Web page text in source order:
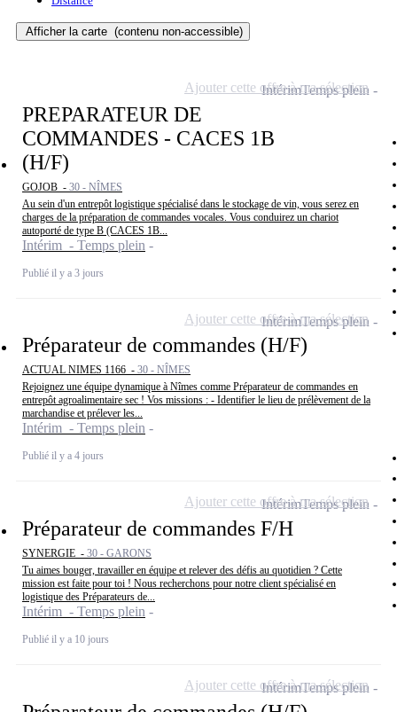
Afficher la carte (contenu non-accessible)
PREPARATEUR DE
COMMANDES - CACES 1B
(H/F)
GOJOB - 30 - NÎMES
Au sein d'un entrepôt logistique spécialisé dans le stockage de vin, vous serez en
charges de la préparation de commandes vocales. Vous conduirez un chariot
autoporté de type B (CACES 1B...
Intérim - Temps plein
Publié il y a 3 jours
IntérimTemps plein
Ajouter cette offre à ma sélection
Préparateur de commandes (H/F)
ACTUAL NIMES 1166 - 30 - NÎMES
Rejoignez une équipe dynamique à Nîmes comme Préparateur de commandes en
entrepôt agroalimentaire sec ! Vos missions : - Identifier le lieu de prélèvement de la
marchandise et prélever les...
Intérim - Temps plein
Publié il y a 4 jours
IntérimTemps plein
Ajouter cette offre à ma sélection
Préparateur de commandes F/H
SYNERGIE - 30 - GARONS
Tu aimes bouger, travailler en équipe et relever des défis au quotidien ? Cette
mission est faite pour toi ! Nous recherchons pour notre client spécialisé en
logistique des Préparateurs de...
Intérim - Temps plein
Publié il y a 10 jours
IntérimTemps plein
Ajouter cette offre à ma sélection
IntérimTemps plein
Ajouter cette offre à ma sélection